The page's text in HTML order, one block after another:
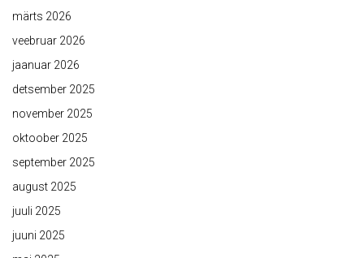
märts 2026
veebruar 2026
jaanuar 2026
detsember 2025
november 2025
oktoober 2025
september 2025
august 2025
juuli 2025
juuni 2025